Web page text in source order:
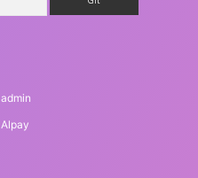
admin
Alpay